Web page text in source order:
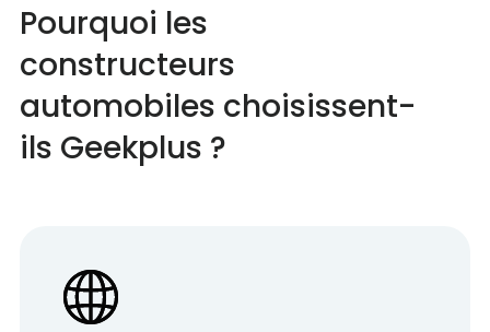
Pourquoi les
constructeurs
automobiles choisissent-
ils Geekplus ?